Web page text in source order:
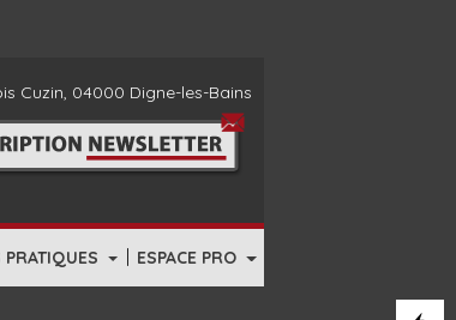
PRATIQUES | ESPACE PRO
Cuzin, 04000 Digne-les-Bains